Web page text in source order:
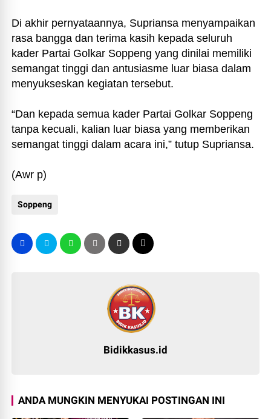
Di akhir pernyataannya, Supriansa menyampaikan
rasa bangga dan terima kasih kepada seluruh
kader Partai Golkar Soppeng yang dinilai memiliki
semangat tinggi dan antusiasme luar biasa dalam
menyukseskan kegiatan tersebut.
“Dan kepada semua kader Partai Golkar Soppeng
tanpa kecuali, kalian luar biasa yang memberikan
semangat tinggi dalam acara ini,” tutup Supriansa.
(Awr p)
Soppeng
Bidikkasus.id
ANDA MUNGKIN MENYUKAI POSTINGAN INI